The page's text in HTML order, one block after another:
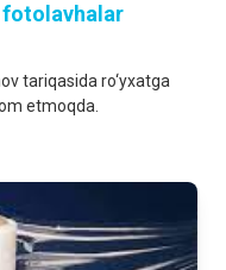
fotolavhalar
tariqasida ro‘yxatga
etmoqda.